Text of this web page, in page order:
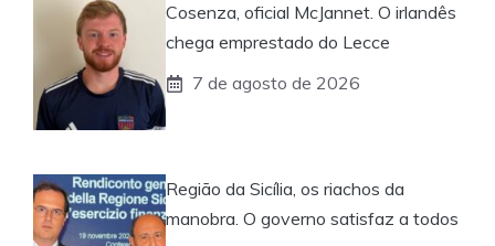
Cosenza, oficial McJannet. O irlandês
chega emprestado do Lecce
7 de agosto de 2026
Região da Sicília, os riachos da
manobra. O governo satisfaz a todos